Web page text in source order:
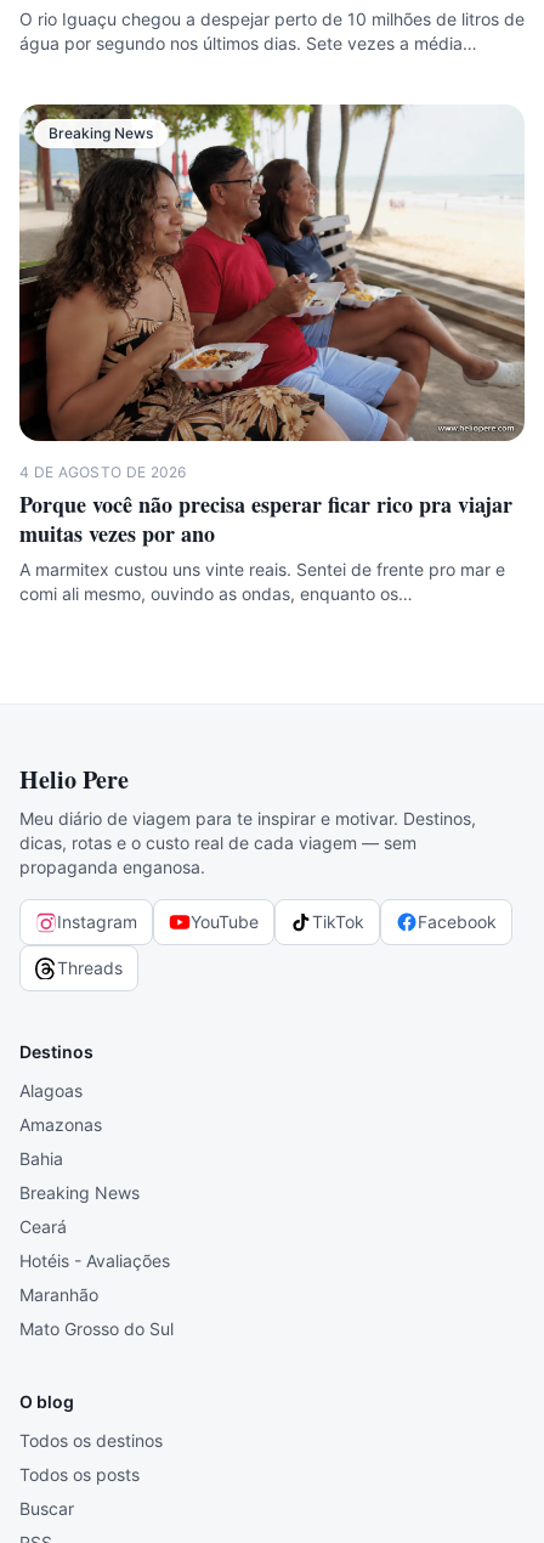
O rio Iguaçu chegou a despejar perto de 10 milhões de litros de
água por segundo nos últimos dias. Sete vezes a média…
Breaking News
4 DE AGOSTO DE 2026
Porque você não precisa esperar ficar rico pra viajar
muitas vezes por ano
A marmitex custou uns vinte reais. Sentei de frente pro mar e
comi ali mesmo, ouvindo as ondas, enquanto os…
Helio Pere
Meu diário de viagem para te inspirar e motivar. Destinos,
dicas, rotas e o custo real de cada viagem — sem
propaganda enganosa.
Instagram YouTube TikTok Facebook
Threads
Destinos
Alagoas
Amazonas
Bahia
Breaking News
Ceará
Hotéis - Avaliações
Maranhão
Mato Grosso do Sul
O blog
Todos os destinos
Todos os posts
Buscar